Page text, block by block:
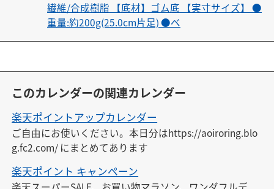
繊維/合成樹脂 【底材】ゴム底 【実寸サイズ】 ●
重量:約200g(25.0cm片足) ●ベ
このカレンダーの関連カレンダー
楽天ポイントアップカレンダー
ご自由にお使いください。本日分はhttps://aoiroring.blo
g.fc2.com/ にまとめてあります
楽天ポイント キャンペーン